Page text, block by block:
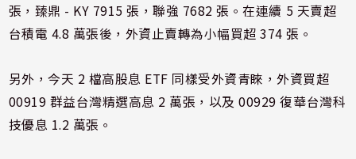
張，臻鼎 - KY 7915 張，聯強 7682 張。在連續 5 天賣超
台積電 4.8 萬張後，外資止賣轉為小幅買超 374 張。
另外，今天 2 檔高股息 ETF 同樣受外資青睞，外資買超
00919 群益台灣精選高息 2 萬張，以及 00929 復華台灣科
技優息 1.2 萬張。